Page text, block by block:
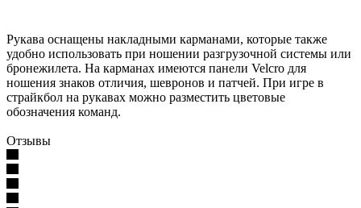
Рукава оснащены накладными карманами, которые также
удобно использовать при ношении разгрузочной системы или
бронежилета. На карманах имеются панели Velcro для
ношения знаков отличия, шевронов и патчей. При игре в
страйкбол на рукавах можно разместить цветовые
обозначения команд.
Отзывы